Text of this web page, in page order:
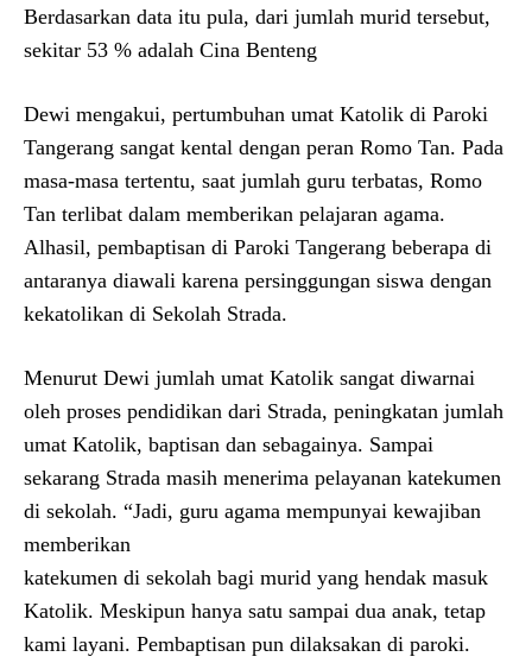
Berdasarkan data itu pula, dari jumlah murid tersebut,
sekitar 53 % adalah Cina Benteng
Dewi mengakui, pertumbuhan umat Katolik di Paroki
Tangerang sangat kental dengan peran Romo Tan. Pada
masa-masa tertentu, saat jumlah guru terbatas, Romo
Tan terlibat dalam memberikan pelajaran agama.
Alhasil, pembaptisan di Paroki Tangerang beberapa di
antaranya diawali karena persinggungan siswa dengan
kekatolikan di Sekolah Strada.
Menurut Dewi jumlah umat Katolik sangat diwarnai
oleh proses pendidikan dari Strada, peningkatan jumlah
umat Katolik, baptisan dan sebagainya. Sampai
sekarang Strada masih menerima pelayanan katekumen
di sekolah. “Jadi, guru agama mempunyai kewajiban
memberikan
katekumen di sekolah bagi murid yang hendak masuk
Katolik. Meskipun hanya satu sampai dua anak, tetap
kami layani. Pembaptisan pun dilaksakan di paroki.